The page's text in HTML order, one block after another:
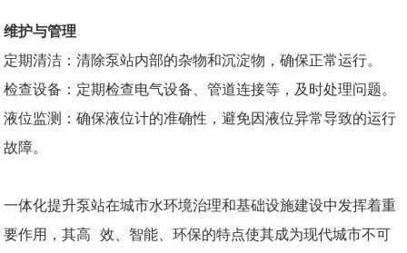
维护与管理
定期清洁：清除泵站内部的杂物和沉淀物，确保正常运行。
检查设备：定期检查电气设备、管道连接等，及时处理问题。
液位监测：确保液位计的准确性，避免因液位异常导致的运行
故障。
一体化提升泵站在城市水环境治理和基础设施建设中发挥着重
要作用，其高 效、智能、环保的特点使其成为现代城市不可